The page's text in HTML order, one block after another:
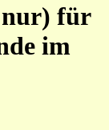
für
im